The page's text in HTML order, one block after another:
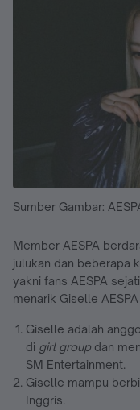
Sumber Gambar:
Member AESPA
julukan dan beberapa
yakni fans AESPA
menarik Giselle
Giselle adalah
di girl group dan
SM Entertainment.
Giselle mampu
Inggris.